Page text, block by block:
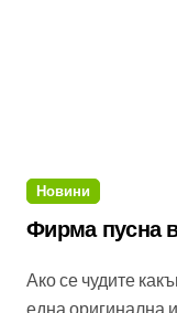
Новини
Фирма пусна
Ако се чудите какъв точно бизнес да захванете, ето
една оригинална